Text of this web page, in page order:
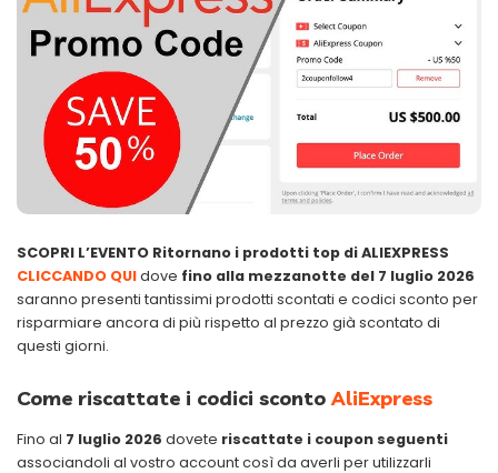
SCOPRI L’EVENTO Ritornano i prodotti top di ALIEXPRESS
CLICCANDO QUIdove fino alla mezzanotte del 7 luglio 2026
saranno presenti tantissimi prodotti scontati e codici sconto per
risparmiare ancora di più rispetto al prezzo già scontato di
questi giorni.
Come riscattate i codici sconto AliExpress
Fino al 7 luglio 2026 dovete riscattate i coupon seguenti
associandoli al vostro account così da averli per utilizzarli